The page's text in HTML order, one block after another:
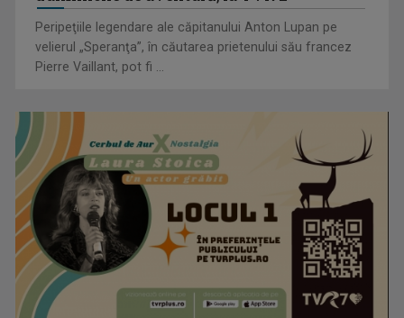
la TVR 1
Peripeţiile legendare ale căpitanului Anton Lupan pe
velierul „Speranţa”, în căutarea prietenului său francez
Pierre Vaillant, pot fi ...